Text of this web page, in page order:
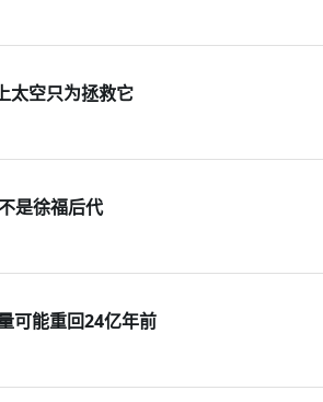
太空只为拯救它
是徐福后代
可能重回24亿年前